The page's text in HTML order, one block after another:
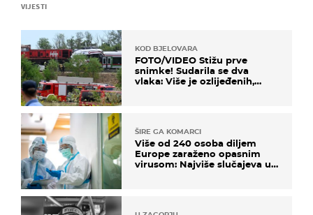
VIJESTI
KOD BJELOVARA
FOTO/VIDEO Stižu prve
snimke! Sudarila se dva
vlaka: Više je ozlijeđenih,
ŠIRE GA KOMARCI
Više od 240 osoba diljem
Europe zaraženo opasnim
virusom: Najviše slučajeva u